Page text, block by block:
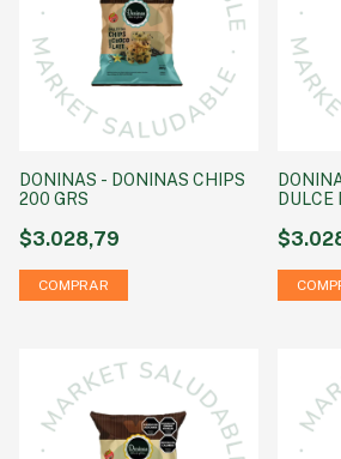
DONINAS - DONINAS CHIPS
200 GRS
$3.028,79
DULCE